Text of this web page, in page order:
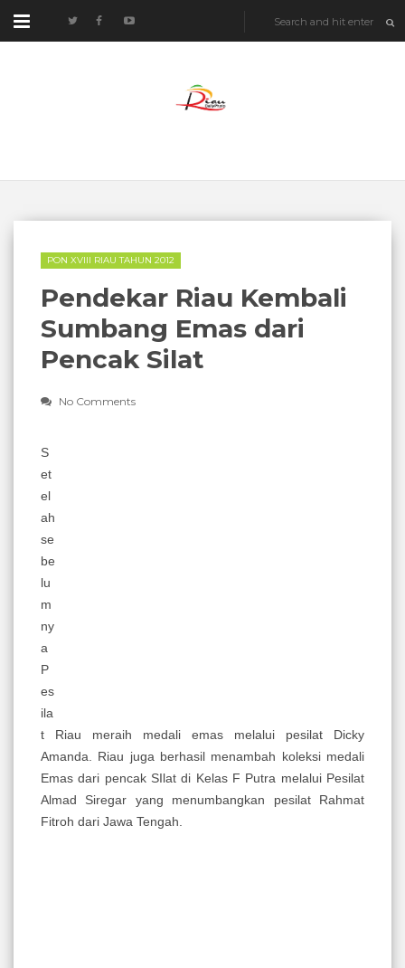
PON XVIII RIAU TAHUN 2012
Pendekar Riau Kembali
Sumbang Emas dari
Pencak Silat
No Comments
S
et
el
ah
se
be
lu
m
ny
a
P
es
ila
t Riau meraih medali emas melalui pesilat Dicky
Amanda. Riau juga berhasil menambah koleksi medali
Emas dari pencak SIlat di Kelas F Putra melalui Pesilat
Almad Siregar yang menumbangkan pesilat Rahmat
Fitroh dari Jawa Tengah.